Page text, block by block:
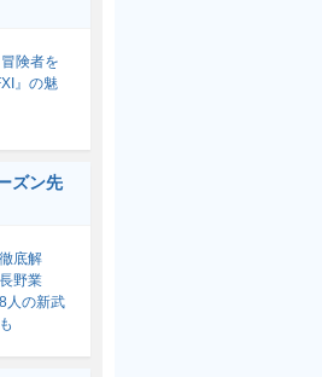
険者を
』の魅
ズン先
底解
野業
人の新武